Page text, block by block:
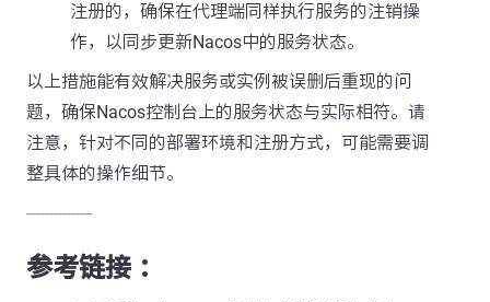
注册的，确保在代理端同样执行服务的注销操
作，以同步更新Nacos中的服务状态。
以上措施能有效解决服务或实例被误删后重现的问
题，确保Nacos控制台上的服务状态与实际相符。请
注意，针对不同的部署环境和注册方式，可能需要调
整具体的操作细节。
---------------
参考链接 ：